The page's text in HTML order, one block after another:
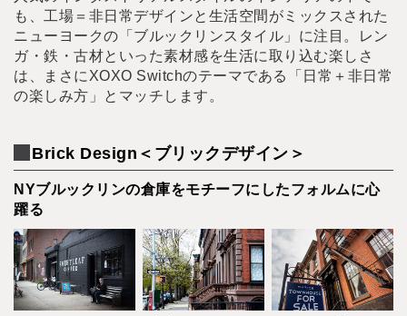
も、工場＝非日常デザインと生活空間がミックスされた
ニューヨークの「ブルックリンスタイル」に注目。レン
ガ・鉄・古材といった素材感を生活に取り込む楽しさ
は、まさにXOXO Switchのテーマである「日常＋非日常
の楽しみ方」とマッチします。
Brick Design＜ブリックデザイン＞
NYブルックリンの倉庫をモチーフにしたフォルムに心
躍る